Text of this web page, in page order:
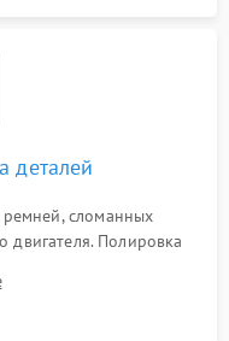
деталей
сломанных
двигателя. Полировка
заусенцев.
и пайка элементов на